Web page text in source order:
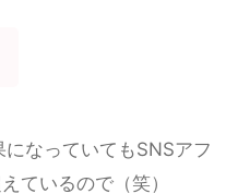
なっていてもSNSアフ
ているので（笑）